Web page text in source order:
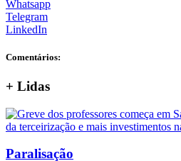
Whatsapp
Telegram
LinkedIn
Comentários:
+ Lidas
Paralisação